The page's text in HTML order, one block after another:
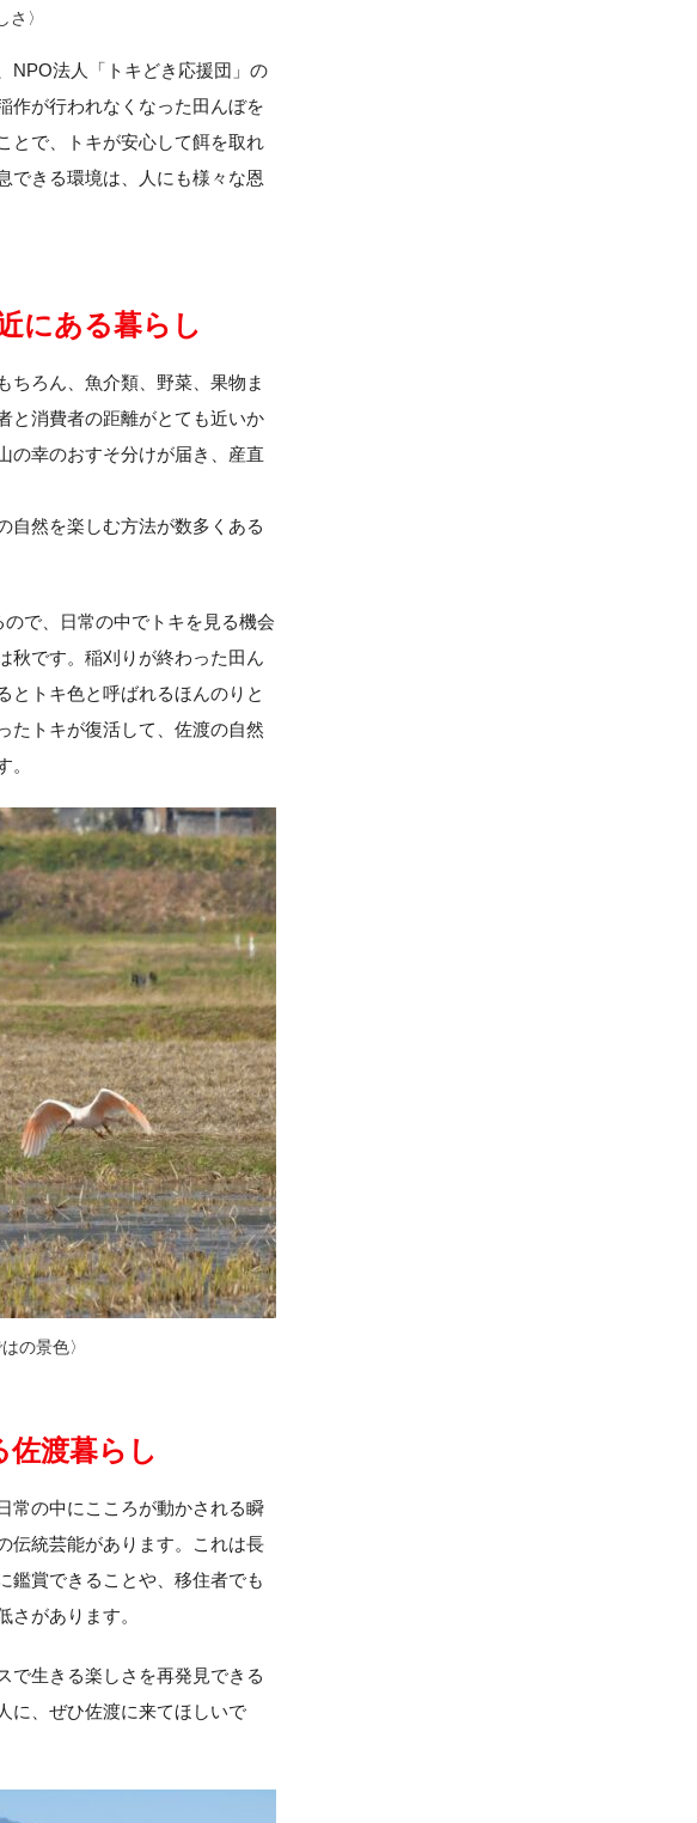
〉
NPO法人「トキどき応援団」の
作が行われなくなった田んぼを
とで、トキが安心して餌を取れ
できる環境は、人にも様々な恩
にある暮らし
ちろん、魚介類、野菜、果物ま
と消費者の距離がとても近いか
の幸のおすそ分けが届き、産直
自然を楽しむ方法が数多くある
で、日常の中でトキを見る機会
秋です。稲刈りが終わった田ん
とトキ色と呼ばれるほんのりと
たトキが復活して、佐渡の自然
。
の景色〉
佐渡暮らし
常の中にこころが動かされる瞬
伝統芸能があります。これは長
鑑賞できることや、移住者でも
があります。
で生きる楽しさを再発見できる
に、ぜひ佐渡に来てほしいで